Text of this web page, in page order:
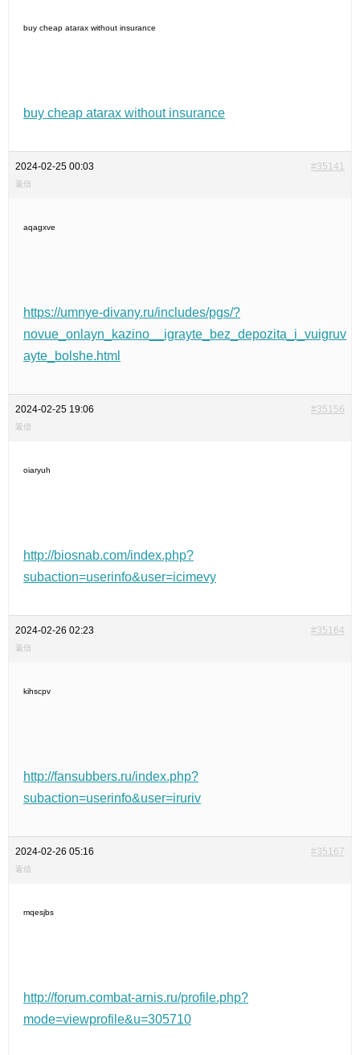
buy cheap atarax without insurance
buy cheap atarax without insurance
2024-02-25 00:03 #35141
返信
aqagxve
https://umnye-divany.ru/includes/pgs/?
novue_onlayn_kazino__igrayte_bez_depozita_i_vuigruv
ayte_bolshe.html
2024-02-25 19:06 #35156
返信
oiaryuh
http://biosnab.com/index.php?
subaction=userinfo&user=icimevy
2024-02-26 02:23 #35164
返信
kihscpv
http://fansubbers.ru/index.php?
subaction=userinfo&user=iruriv
2024-02-26 05:16 #35167
返信
mqesjbs
http://forum.combat-arnis.ru/profile.php?
mode=viewprofile&u=305710